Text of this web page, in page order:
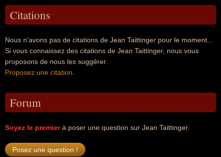
Citations
Nous n'avons pas de citations de Jean Taittinger pour le moment...
Si vous connaissez des citations de Jean Taittinger, nous vous
proposons de nous les suggérer.
Proposez une citation
Forum
Soyez le premierà poser une question sur Jean Taittinger.